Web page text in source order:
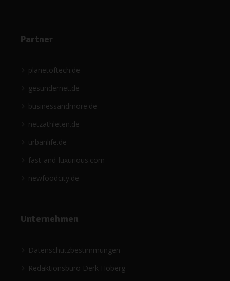
Partner
planetoftech.de
gesündernet.de
businessandmore.de
netzathleten.de
urbanlife.de
fast-and-luxurious.com
newfoodcity.de
Unternehmen
Datenschutzbestimmungen
Redaktionsbüro Derk Hoberg